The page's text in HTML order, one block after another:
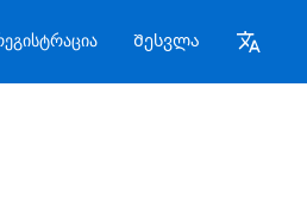
Შესვლა